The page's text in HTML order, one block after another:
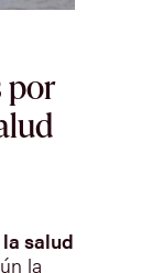
por
salud
la